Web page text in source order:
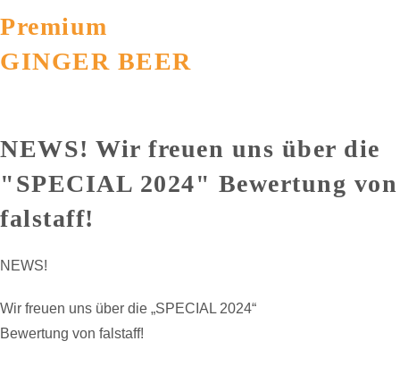
Premium
GINGER BEER
NEWS! Wir freuen uns über die
"SPECIAL 2024" Bewertung von
falstaff!
NEWS!
Wir freuen uns über die „SPECIAL 2024“
Bewertung von falstaff!